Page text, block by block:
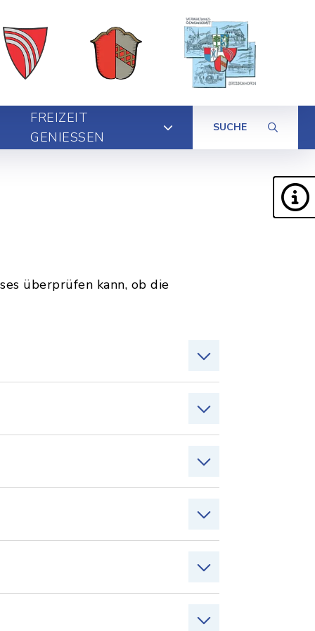
FREIZEIT
GENIESSEN
SUCHE
überprüfen kann, ob die